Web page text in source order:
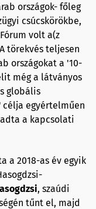
országok- főleg
csúcskörökbe,
volt a(z
törekvés teljesen
országokat a '10-
még a látványos
globális
célja egyértelműen
a kapcsolati
a 2018-as év egyik
, szaúdi
tűnt el, majd